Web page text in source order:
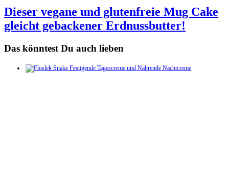
Dieser vegane und glutenfreie Mug Cake
gleicht gebackener Erdnussbutter!
Das könntest Du auch lieben